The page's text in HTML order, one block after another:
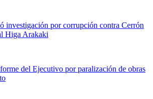
investigación por corrupción contra Cerrón
Higa Arakaki
del Ejecutivo por paralización de obras